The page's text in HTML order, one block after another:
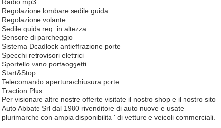
Radio mp3
Regolazione lombare sedile guida
Regolazione volante
Sedile guida reg. in altezza
Sensore di parcheggio
Sistema Deadlock antieffrazione porte
Specchi retrovisori elettrici
Sportello vano portaoggetti
Start&Stop
Telecomando apertura/chiusura porte
Traction Plus
Per visionare altre nostre offerte visitate il nostro shop e il nostro sito
Auto Abbate Srl dal 1980 rivenditore di auto nuove e usate
plurimarche con ampia disponibilita ' di vetture e veicoli commerciali.